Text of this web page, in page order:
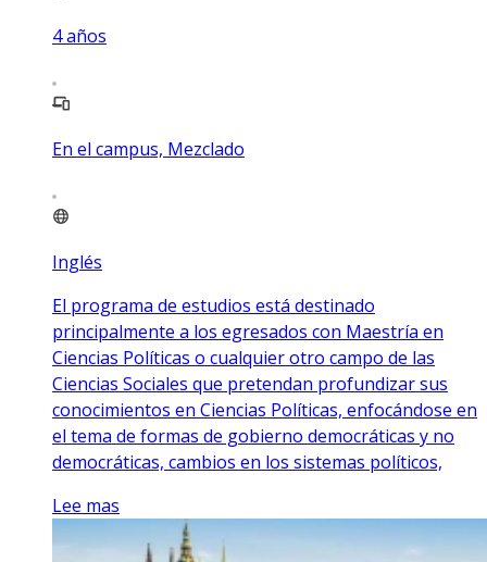
4años
En el campus, Mezclado
Inglés
El programa de estudios está destinado
principalmente a los egresados con Maestría en
Ciencias Políticas o cualquier otro campo de las
Ciencias Sociales que pretendan profundizar sus
conocimientos en Ciencias Políticas, enfocándose en
el tema de formas de gobierno democráticas y no
democráticas, cambios en los sistemas políticos,
Lee mas